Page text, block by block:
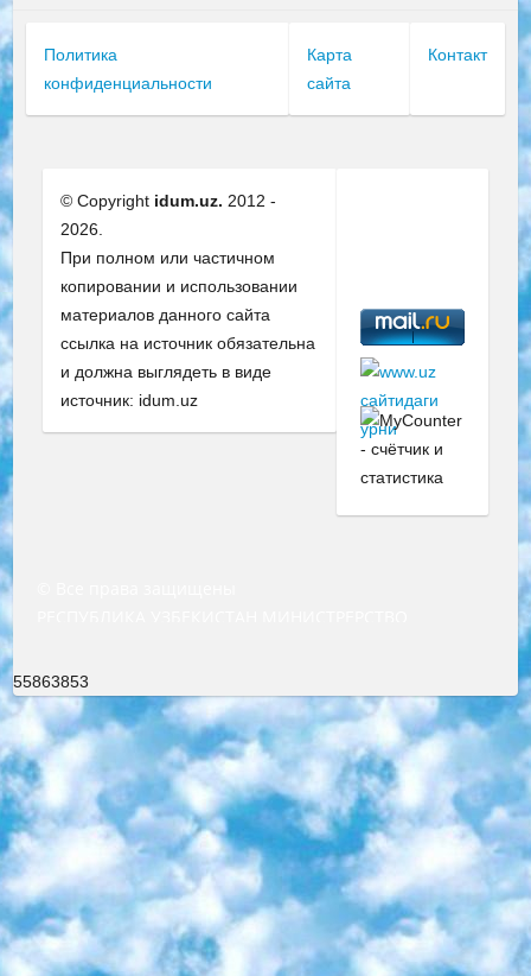
Политика
конфиденциальности
Карта
сайта
Контакт
© Copyright idum.uz. 2012 -
2026.
При полном или частичном
копировании и использовании
материалов данного сайта
ссылка на источник обязательна
и должна выглядеть в виде
источник: idum.uz
55863853